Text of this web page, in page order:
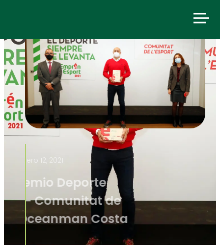
febrero 12, 2021
Primer premio Deporte
Turístico – Comunitat de
l’Esport: Oceanman Costa